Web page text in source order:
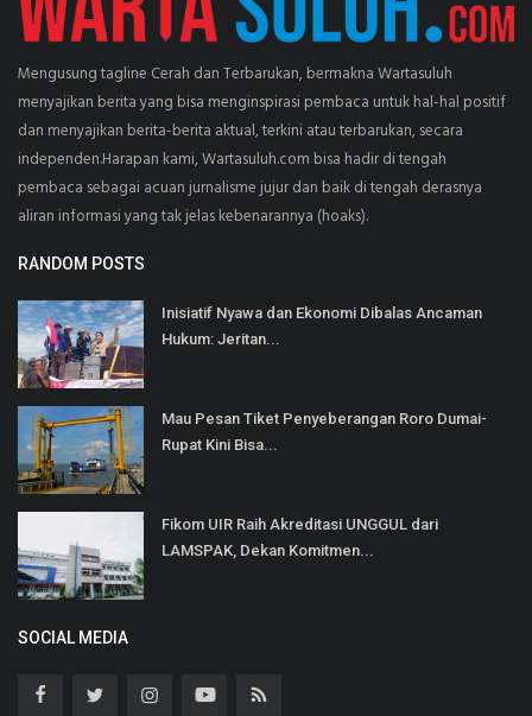
Mengusung tagline Cerah dan Terbarukan, bermakna Wartasuluh
menyajikan berita yang bisa menginspirasi pembaca untuk hal-hal positif
dan menyajikan berita-berita aktual, terkini atau terbarukan, secara
independen.Harapan kami, Wartasuluh.com bisa hadir di tengah
pembaca sebagai acuan jurnalisme jujur dan baik di tengah derasnya
aliran informasi yang tak jelas kebenarannya (hoaks).
RANDOM POSTS
Inisiatif Nyawa dan Ekonomi Dibalas Ancaman
Hukum: Jeritan...
Mau Pesan Tiket Penyeberangan Roro Dumai-
Rupat Kini Bisa...
Fikom UIR Raih Akreditasi UNGGUL dari
LAMSPAK, Dekan Komitmen...
SOCIAL MEDIA